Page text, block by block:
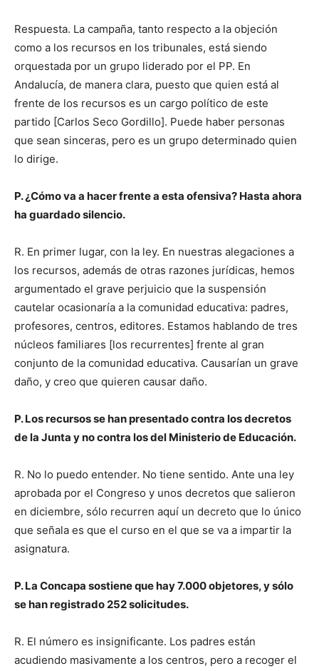
Respuesta. La campaña, tanto respecto a la objeción
como a los recursos en los tribunales, está siendo
orquestada por un grupo liderado por el PP. En
Andalucía, de manera clara, puesto que quien está al
frente de los recursos es un cargo político de este
partido [Carlos Seco Gordillo]. Puede haber personas
que sean sinceras, pero es un grupo determinado quien
lo dirige.
P. ¿Cómo va a hacer frente a esta ofensiva? Hasta ahora
ha guardado silencio.
R. En primer lugar, con la ley. En nuestras alegaciones a
los recursos, además de otras razones jurídicas, hemos
argumentado el grave perjuicio que la suspensión
cautelar ocasionaría a la comunidad educativa: padres,
profesores, centros, editores. Estamos hablando de tres
núcleos familiares [los recurrentes] frente al gran
conjunto de la comunidad educativa. Causarían un grave
daño, y creo que quieren causar daño.
P. Los recursos se han presentado contra los decretos
de la Junta y no contra los del Ministerio de Educación.
R. No lo puedo entender. No tiene sentido. Ante una ley
aprobada por el Congreso y unos decretos que salieron
en diciembre, sólo recurren aquí un decreto que lo único
que señala es que el curso en el que se va a impartir la
asignatura.
P. La Concapa sostiene que hay 7.000 objetores, y sólo
se han registrado 252 solicitudes.
R. El número es insignificante. Los padres están
acudiendo masivamente a los centros, pero a recoger el